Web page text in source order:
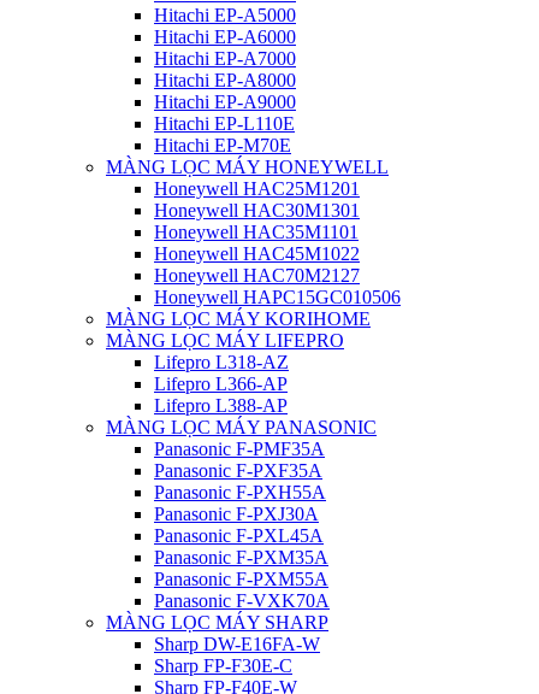
Hitachi EP-A5000
Hitachi EP-A6000
Hitachi EP-A7000
Hitachi EP-A8000
Hitachi EP-A9000
Hitachi EP-L110E
Hitachi EP-M70E
MÀNG LỌC MÁY HONEYWELL
Honeywell HAC25M1201
Honeywell HAC30M1301
Honeywell HAC35M1101
Honeywell HAC45M1022
Honeywell HAC70M2127
Honeywell HAPC15GC010506
MÀNG LỌC MÁY KORIHOME
MÀNG LỌC MÁY LIFEPRO
Lifepro L318-AZ
Lifepro L366-AP
Lifepro L388-AP
MÀNG LỌC MÁY PANASONIC
Panasonic F-PMF35A
Panasonic F-PXF35A
Panasonic F-PXH55A
Panasonic F-PXJ30A
Panasonic F-PXL45A
Panasonic F-PXM35A
Panasonic F-PXM55A
Panasonic F-VXK70A
MÀNG LỌC MÁY SHARP
Sharp DW-E16FA-W
Sharp FP-F30E-C
Sharp FP-F40E-W